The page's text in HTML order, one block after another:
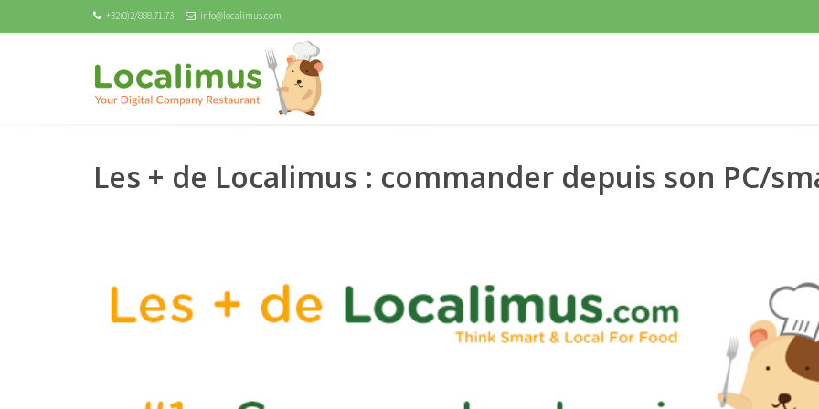
+32(0)2/888.71.73 info@localimus.com
Les + de Localimus : commander depuis son PC/